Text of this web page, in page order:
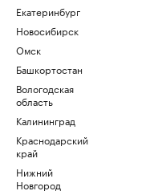
Екатеринбург
Новосибирск
Омск
Башкортостан
Вологодская
область
Калининград
Краснодарский
край
Нижний
Новгород